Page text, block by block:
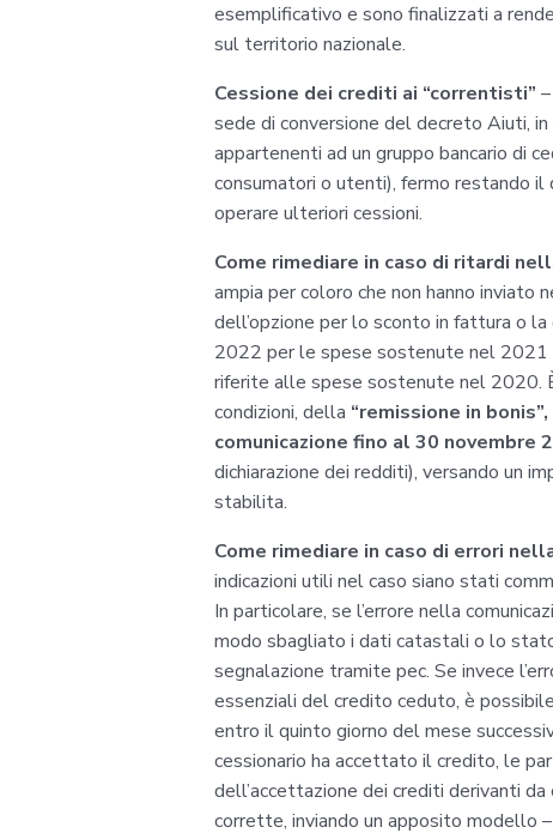
esemplificativo e sono finalizzati a
sul territorio nazionale.
Cessione dei crediti ai “correntisti”
sede di conversione del decreto Aiuti,
appartenenti ad un gruppo bancario di
consumatori o utenti), fermo restando
operare ulteriori cessioni.
Come rimediare in caso di ritardi
ampia per coloro che non hanno inviato
dell’opzione per lo sconto in fattura o
2022 per le spese sostenute nel 2021
riferite alle spese sostenute nel 2020.
condizioni, della “remissione in
comunicazione fino al 30 novembre
dichiarazione dei redditi), versando un
stabilita.
Come rimediare in caso di errori
indicazioni utili nel caso siano stati
In particolare, se l’errore nella
modo sbagliato i dati catastali o lo
segnalazione tramite pec. Se invece
essenziali del credito ceduto, è
entro il quinto giorno del mese
cessionario ha accettato il credito, le
dell’accettazione dei crediti derivanti da
corrette, inviando un apposito modello